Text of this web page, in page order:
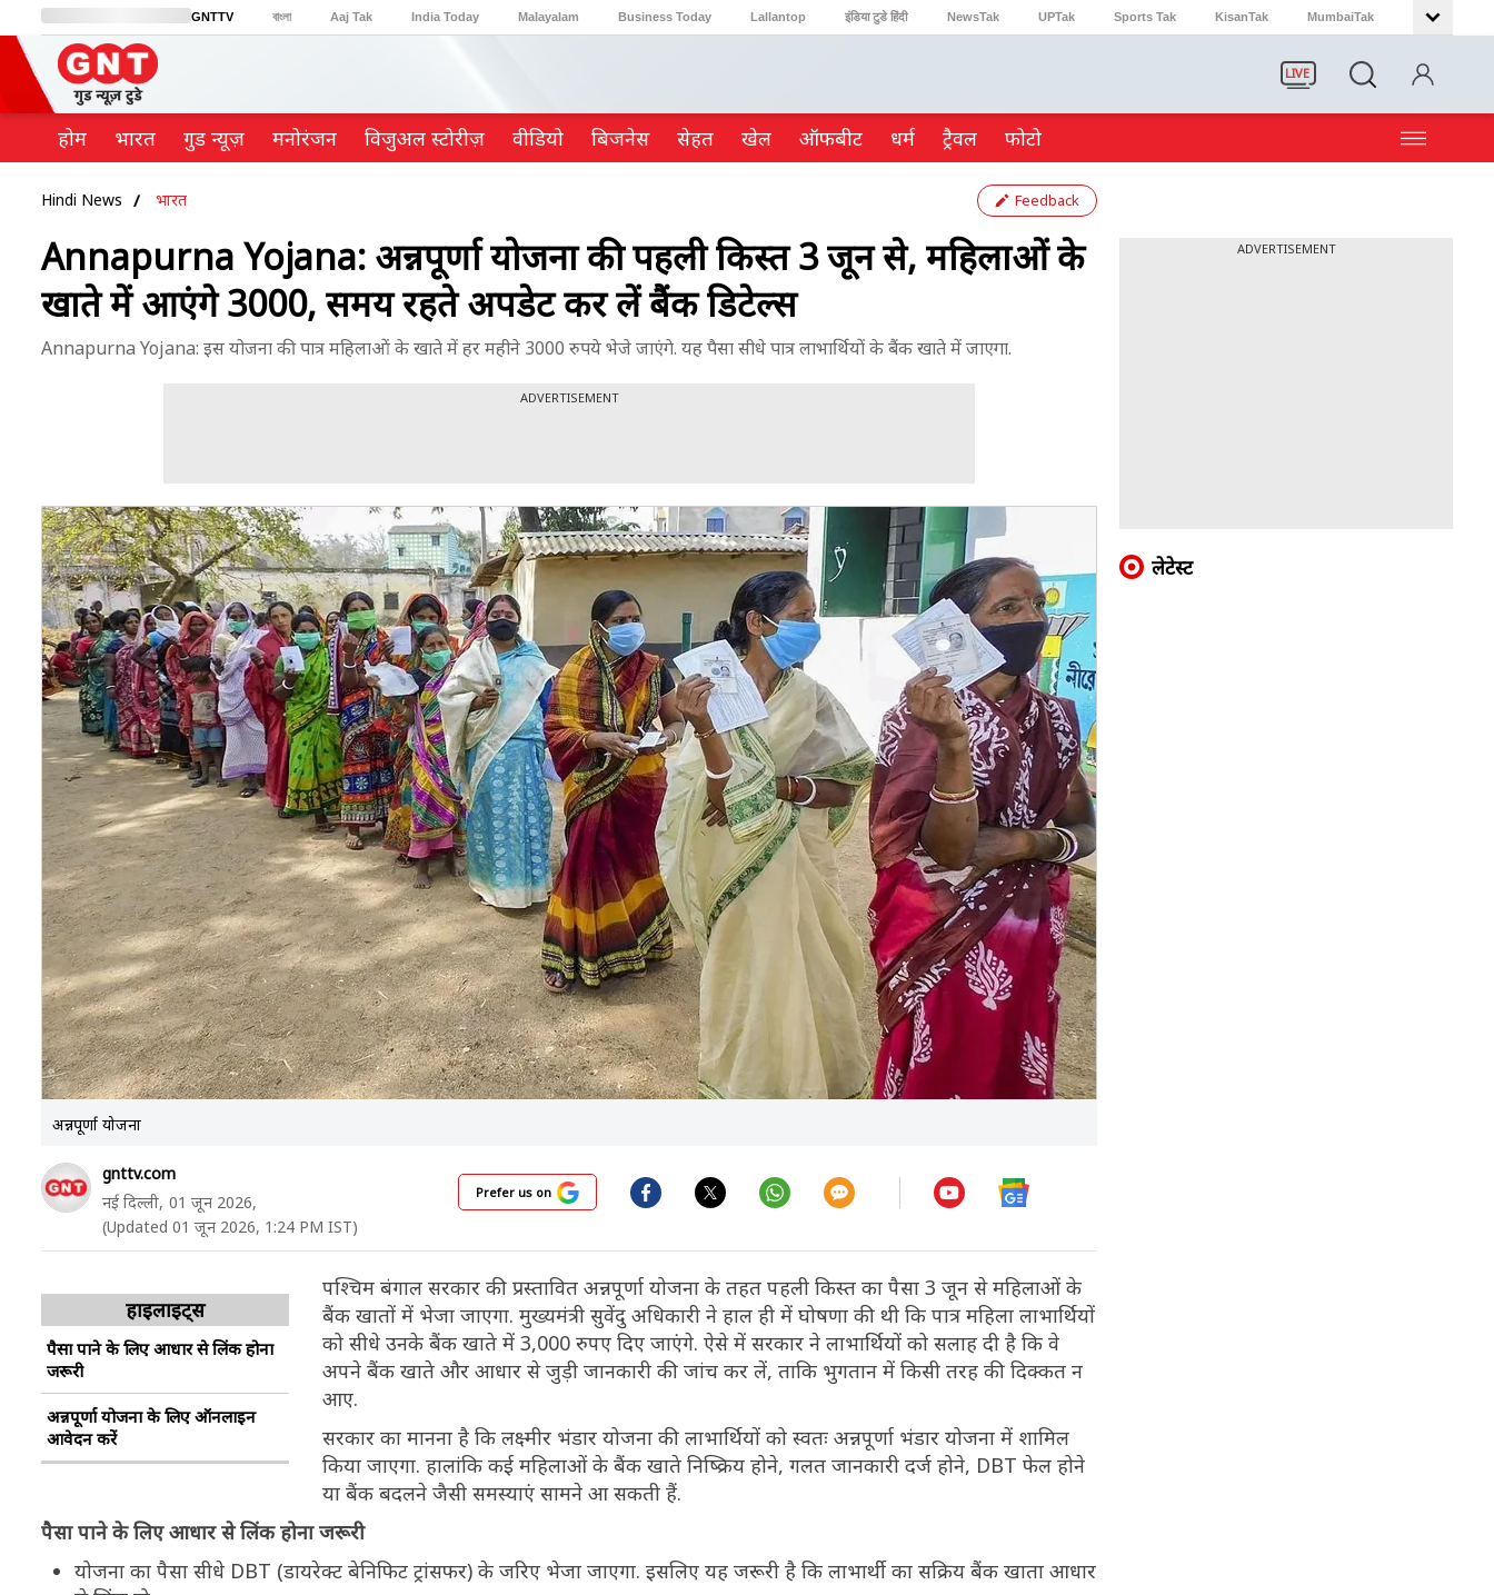
GNTTV বাংলা Aaj Tak India Today Malayalam Business Today Lallantop इंडिया टुडे हिंदी NewsTak UPTak Sports Tak KisanTak MumbaiTak
BT Bazaar Cosmopolitan
LIVE
होम भारत गुड न्यूज़ मनोरंजन विजुअल स्टोरीज़ वीडियो ब‍िजनेस सेहत खेल ऑफबीट धर्म ट्रैवल फोटो
Hindi News भारत Feedback
Annapurna Yojana: अन्नपूर्णा योजना की पहली किस्त 3 जून से, महिलाओं के
खाते में आएंगे 3000, समय रहते अपडेट कर लें बैंक डिटेल्स
Annapurna Yojana: इस योजना की पात्र महिलाओं के खाते में हर महीने 3000 रुपये भेजे जाएंगे. यह पैसा सीधे पात्र लाभार्थियों के बैंक खाते में जाएगा.
ADVERTISEMENT
अन्नपूर्णा योजना
gnttv.com
नई दिल्ली, 01 जून 2026,
(Updated 01 जून 2026, 1:24 PM IST)
Prefer us on
हाइलाइट्स
पैसा पाने के लिए आधार से लिंक होना
जरूरी
अन्नपूर्णा योजना के लिए ऑनलाइन
आवेदन करें
पश्चिम बंगाल सरकार की प्रस्तावित अन्नपूर्णा योजना के तहत पहली किस्त का पैसा 3 जून से महिलाओं के
बैंक खातों में भेजा जाएगा. मुख्यमंत्री सुवेंदु अधिकारी ने हाल ही में घोषणा की थी कि पात्र महिला लाभार्थियों
को सीधे उनके बैंक खाते में 3,000 रुपए दिए जाएंगे. ऐसे में सरकार ने लाभार्थियों को सलाह दी है कि वे
अपने बैंक खाते और आधार से जुड़ी जानकारी की जांच कर लें, ताकि भुगतान में किसी तरह की दिक्कत न
आए.
सरकार का मानना है कि लक्ष्मीर भंडार योजना की लाभार्थियों को स्वतः अन्नपूर्णा भंडार योजना में शामिल
किया जाएगा. हालांकि कई महिलाओं के बैंक खाते निष्क्रिय होने, गलत जानकारी दर्ज होने, DBT फेल होने
या बैंक बदलने जैसी समस्याएं सामने आ सकती हैं.
पैसा पाने के लिए आधार से लिंक होना जरूरी
योजना का पैसा सीधे DBT (डायरेक्ट बेनिफिट ट्रांसफर) के जरिए भेजा जाएगा. इसलिए यह जरूरी है कि लाभार्थी का सक्रिय बैंक खाता आधार
ADVERTISEMENT
लेटेस्ट